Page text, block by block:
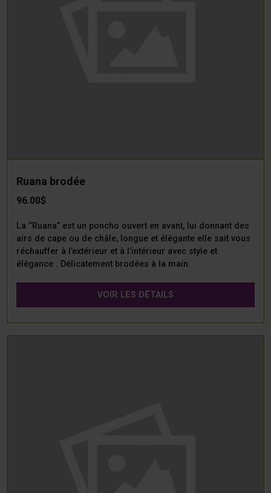
Ruana brodée
96.00$
La ‘’Ruana’’ est un poncho ouvert en avant, lui donnant des
airs de cape ou de châle, longue et élégante elle sait vous
réchauffer à l’extérieur et à l’intérieur avec style et
élégance . Délicatement brodées à la main.
VOIR LES DÉTAILS